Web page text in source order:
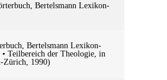
Bertelsmann Lexikon-
Bertelsmann Lexikon-
Teilbereich der Theologie, in
Zürich, 1990)